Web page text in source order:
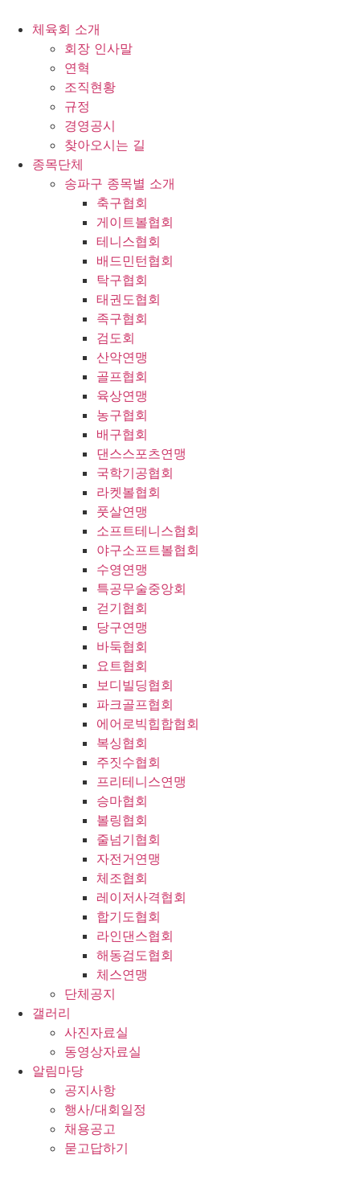
체육회 소개
회장 인사말
연혁
조직현황
규정
경영공시
찾아오시는 길
종목단체
송파구 종목별 소개
축구협회
게이트볼협회
테니스협회
배드민턴협회
탁구협회
태권도협회
족구협회
검도회
산악연맹
골프협회
육상연맹
농구협회
배구협회
댄스스포츠연맹
국학기공협회
라켓볼협회
풋살연맹
소프트테니스협회
야구소프트볼협회
수영연맹
특공무술중앙회
걷기협회
당구연맹
바둑협회
요트협회
보디빌딩협회
파크골프협회
에어로빅힙합협회
복싱협회
주짓수협회
프리테니스연맹
승마협회
볼링협회
줄넘기협회
자전거연맹
체조협회
레이저사격협회
합기도협회
라인댄스협회
해동검도협회
체스연맹
단체공지
갤러리
사진자료실
동영상자료실
알림마당
공지사항
행사/대회일정
채용공고
묻고답하기